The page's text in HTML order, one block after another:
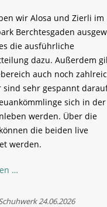
wir Alosa und Zierli im
Berchtesgaden
die ausführliche
dazu. Außerdem
auch noch
sind sehr gespannt
sich in der
werden. Über die
die beiden live
werden.
…„Alosa“
„Zierli“24.06.2026